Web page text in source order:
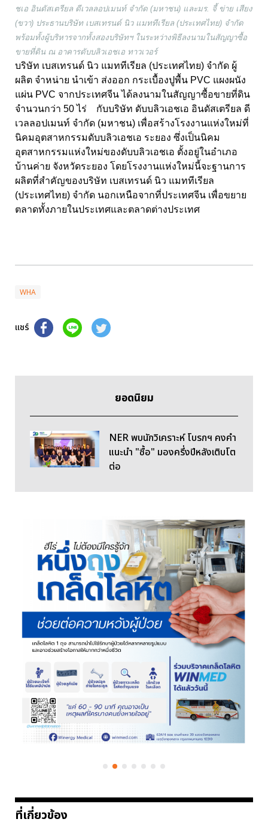
ชเอ อินดัสเตรียล ดีเวลลอปเมนท์ จำกัด (มหาชน) และมร. จี้ ข่าย เสียง
(ขวา) ประธานบริษัท เบสเทรนด์ นิว แมททีเรียล (ประเทศไทย) จำกัด
พร้อมทั้งผู้บริหารจากทั้งสองบริษัทฯ ในระหว่างพิธีลงนามในสัญญาซื้อ
ขายที่ดิน ณ อาคารดับบลิวเอชเอ ทาวเวอร์
บริษัท เบสเทรนด์ นิว แมททีเรียล (ประเทศไทย) จำกัด ผู้
ผลิต จำหน่าย นำเข้า ส่งออก กระเบื้องปูพื้น PVC แผงผนัง
แผ่น PVC จากประเทศจีน ได้ลงนามในสัญญาซื้อขายที่ดิน
จำนวนกว่า 50 ไร่ กับบริษัท ดับบลิวเอชเอ อินดัสเตรียล ดี
เวลลอปเมนท์ จำกัด (มหาชน) เพื่อสร้างโรงงานแห่งใหม่ที่
นิคมอุตสาหกรรมดับบลิวเอชเอ ระยอง ซึ่งเป็นนิคม
อุตสาหกรรมแห่งใหม่ของดับบลิวเอชเอ ตั้งอยู่ในอำเภอ
บ้านค่าย จังหวัดระยอง โดยโรงงานแห่งใหม่นี้จะฐานการ
ผลิตที่สำคัญของบริษัท เบสเทรนด์ นิว แมททีเรียล
(ประเทศไทย) จำกัด นอกเหนือจากที่ประเทศจีน เพื่อขยาย
ตลาดทั้งภายในประเทศและตลาดต่างประเทศ
WHA
แชร์
ยอดนิยม
NER พบนักวิเคราะห์ โบรกฯ คงคำ
แนะนำ "ซื้อ" มองครึ่งปีหลังเติบโต
ต่อ
ที่เกี่ยวข้อง